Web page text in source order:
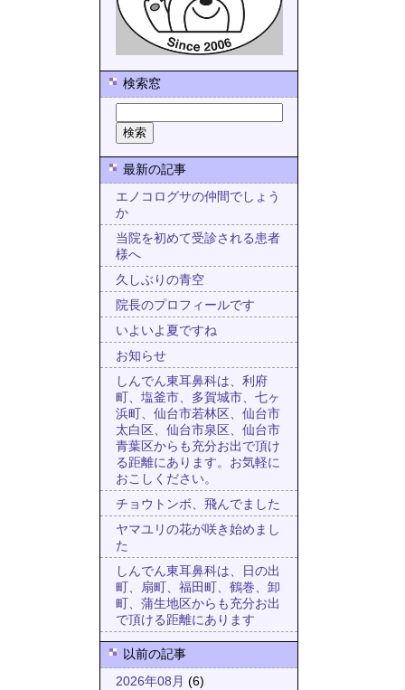
検索窓
最新の記事
エノコログサの仲間でしょう
か
当院を初めて受診される患者
様へ
久しぶりの青空
院長のプロフィールです
いよいよ夏ですね
お知らせ
しんでん東耳鼻科は、利府
町、塩釜市、多賀城市、七ヶ
浜町、仙台市若林区、仙台市
太白区、仙台市泉区、仙台市
青葉区からも充分お出で頂け
る距離にあります。お気軽に
おこしください。
チョウトンボ、飛んでました
ヤマユリの花が咲き始めまし
た
しんでん東耳鼻科は、日の出
町、扇町、福田町、鶴巻、卸
町、蒲生地区からも充分お出
で頂ける距離にあります
以前の記事
2026年08月 (6)